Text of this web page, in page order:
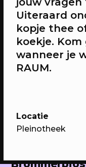
Makershuis
Uiteraard
kopje thee
koekje.
wanneer je
RAUM.
Locatie
Pleinotheek